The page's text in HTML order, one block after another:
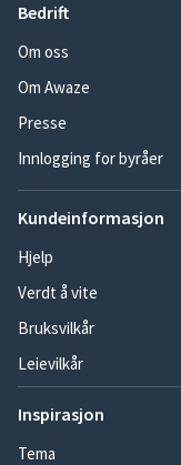
Bedrift
Om oss
Om Awaze
Presse
Innlogging for byråer
Kundeinformasjon
Hjelp
Verdt å vite
Bruksvilkår
Leievilkår
Inspirasjon
Tema